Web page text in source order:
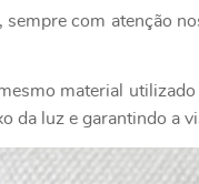
com atenção
material
da luz e garantindo a